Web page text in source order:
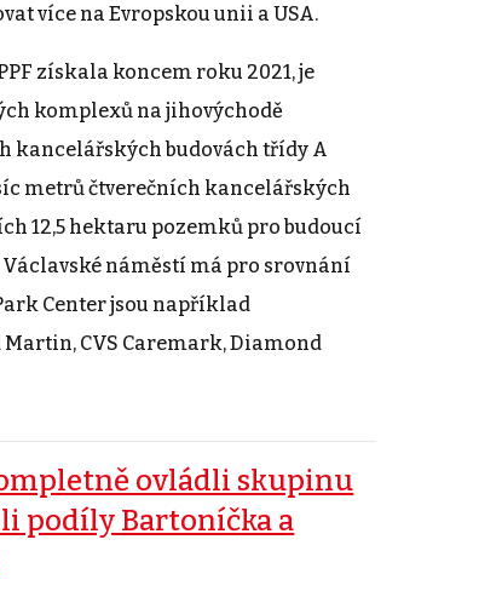
více na Evropskou unii a USA.
získala koncem roku 2021, je
komplexů na jihovýchodě
kancelářských budovách třídy A
metrů čtverečních kancelářských
12,5 hektaru pozemků pro budoucí
náměstí má pro srovnání
Center jsou například
CVS Caremark, Diamond
ovládli skupinu
podíly Bartoníčka a